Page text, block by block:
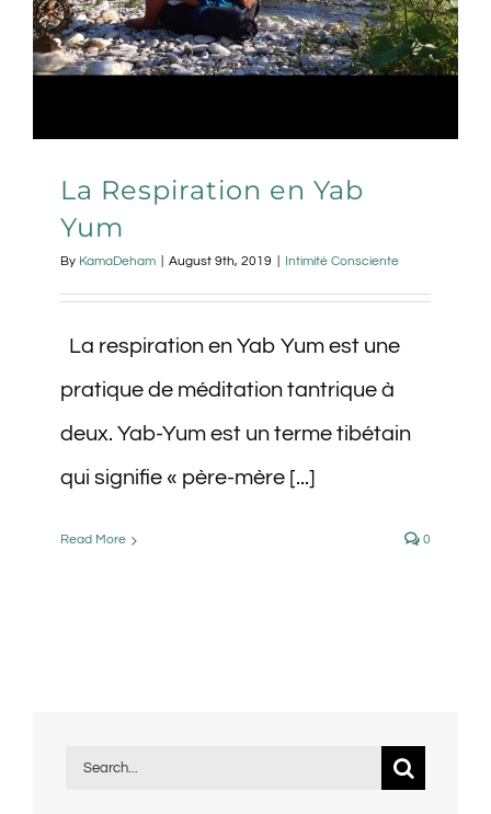
La Respiration en Yab
Yum
By KamaDeham August 9th, 2019 Intimité Consciente
La respiration en Yab Yum est une
pratique de méditation tantrique à
deux. Yab-Yum est un terme tibétain
qui signifie « père-mère [...]
Read More 0
Search